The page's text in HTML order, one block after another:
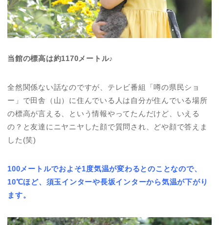
当館の標高は約1170メートル♪
全然関係ない話なのですが、テレビ番組「噂の県民ショ
ー」で田舎（山）に住んでいる人は自分が住んでいる場所
の標高が言える、という情報やってたんだけど、いえる
の？と友達にニヤニヤした顔で質問され、どや顔で答えま
した(笑)
100メートルでおよそ1度気温が変わるとのことなので、
10℃ほど、須玉インターや長坂インターから気温が下がり
ます。